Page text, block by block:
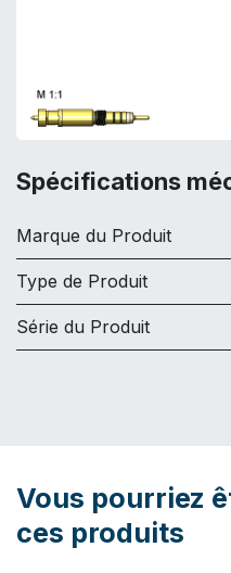
Spécifications
Marque du Produit
Type de Produit
Série du Produit
Vous pourriez
ces produits